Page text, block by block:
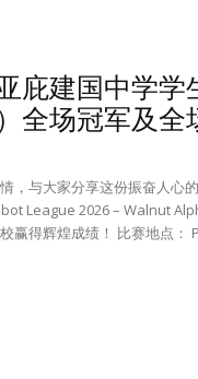
庇建国中学学
全场冠军及全
，与大家分享这份振奋人心
League 2026 – Walnut
赢得辉煌成绩！ 比赛地点：